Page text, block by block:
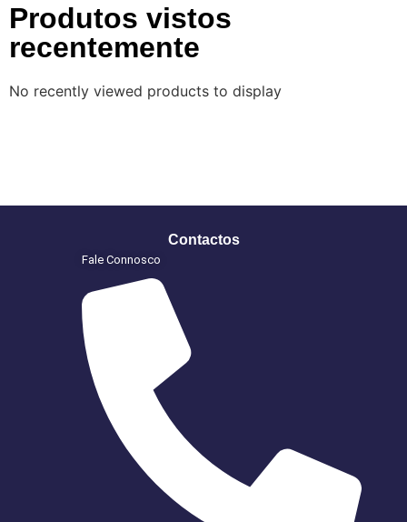
Produtos vistos
recentemente
No recently viewed products to display
Contactos
Fale Connosco